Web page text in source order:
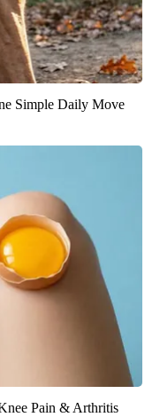
Simple Daily Move
Pain & Arthritis